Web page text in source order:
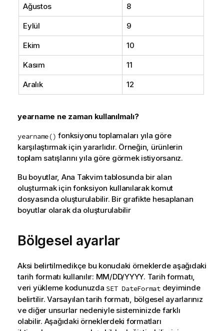
Ağustos 8
Eylül 9
Ekim 10
Kasım 11
Aralık 12
yearname ne zaman kullanılmalı?
yearname() fonksiyonu toplamaları yıla göre
karşılaştırmak için yararlıdır. Örneğin, ürünlerin
toplam satışlarını yıla göre görmek istiyorsanız.
Bu boyutlar, Ana Takvim tablosunda bir alan
oluşturmak için fonksiyon kullanılarak komut
dosyasında oluşturulabilir. Bir grafikte hesaplanan
boyutlar olarak da oluşturulabilir
Bölgesel ayarlar
Aksi belirtilmedikçe bu konudaki örneklerde aşağıdaki
tarih formatı kullanılır: MM/DD/YYYY. Tarih formatı,
veri yükleme kodunuzda SET DateFormatdeyiminde
belirtilir. Varsayılan tarih formatı, bölgesel ayarlarınız
ve diğer unsurlar nedeniyle sisteminizde farklı
olabilir. Aşağıdaki örneklerdeki formatları